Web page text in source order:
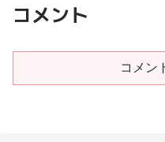
コメント
コメン